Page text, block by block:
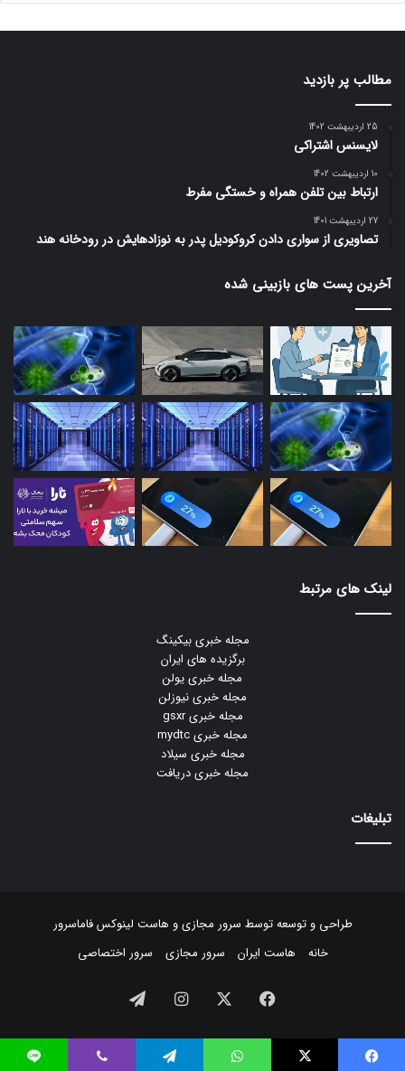
مطالب پر بازدید
25 اردیبهشت 1402
لایسنس اشتراکی
10 اردیبهشت 1402
ارتباط بین تلفن همراه و خستگی مفرط
27 اردیبهشت 1401
تصاویری از سواری دادن کروکودیل پدر به نوزادهایش در رودخانه هند
آخرین پست های بازبینی شده
لینک های مرتبط
مجله خبری بیکینگ
برگزیده های ایران
مجله خبری یولن
مجله خبری نیوزلن
مجله خبری gsxr
مجله خبری mydtc
مجله خبری سیلاد
مجله خبری دریافت
تبلیغات
طراحی و توسعه توسط سرور مجازیو هاست لینوکسفاماسرور
خانه
هاست ایران سرور مجازی سرور اختصاصی
فیسبوک ایکس اینستاگرام